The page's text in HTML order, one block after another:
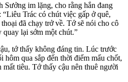
im lặng, cho rằng hắn đang
Trác có chút việc gấp ở quê,
đã chạy trở về. Tớ sẽ nói cho cô
quay lại sớm một chút.”
tớ thấy không đáng tin. Lúc trước
hôm qua sắp đến thời điểm mấu chốt,
tiêu. Tớ thấy cậu nên thuê người